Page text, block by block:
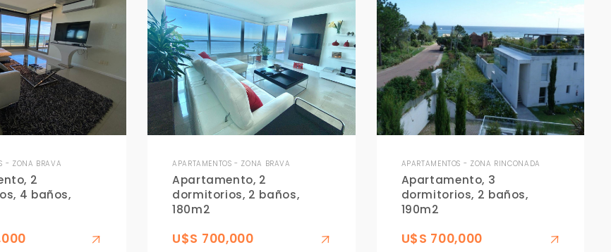
- ZONA BRAVA
2
4 baños,
APARTAMENTOS - ZONA BRAVA
Apartamento, 2
dormitorios, 2 baños,
180m2
U$S 700,000
APARTAMENTOS - ZONA RINCONADA
Apartamento, 3
dormitorios, 2 baños,
190m2
U$S 700,000
Para responderte
mejor y más rápido
Déjanos tus datos para identificar tu consulta en el sistema de gestión de
clientes.
+598